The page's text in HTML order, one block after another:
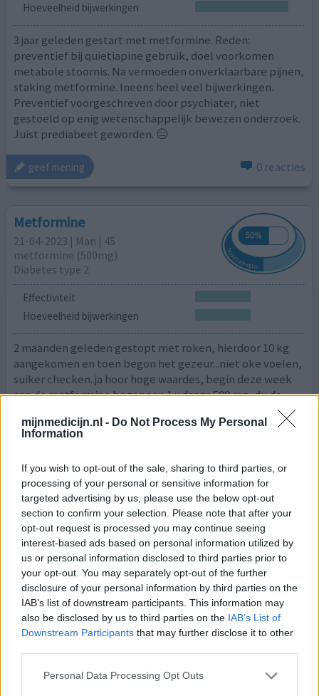
mijnmedicijn.nl - Do Not Process My Personal
Information
If you wish to opt-out of the sale, sharing to third parties, or
processing of your personal or sensitive information for
targeted advertising by us, please use the below opt-out
section to confirm your selection. Please note that after your
opt-out request is processed you may continue seeing
interest-based ads based on personal information utilized by
us or personal information disclosed to third parties prior to
your opt-out. You may separately opt-out of the further
disclosure of your personal information by third parties on the
IAB’s list of downstream participants. This information may
also be disclosed by us to third parties on the IAB’s List of
Downstream Participants that may further disclose it to other
Personal Data Processing Opt Outs
Hoeveelheid bijwerkingen
3 jaar geleden gestart met metformine. Reden:
preventief bij quietiapine gebruik, doel voorkomen
metabole stoornis. Na vermoeden onverklaarbare pijnen,
staking metformine. Ineens heel veel bijwerkingen.
Preventief voorgeschreven door psychiater, niet
gestoeld op enig wetenschappelijk bewezen onderzoek.
Juist prediabeet geworden. 😑
geef mening 0 reacties
Metformine
21-04-2023 | Man | 45
metformine (500mg)
Diabetes type 2
Effectiviteit
Hoeveelheid bijwerkingen
2 maanden geleden gestopt met roken, hierdoor 10 kg
aangekomen en toen begon het gezeur...niet oke voelen,
suiker checken..ja hoor hoge waardes, begin deze week
aan de metformine begonnen 1 x daags 500 mg, du de
Metformine
19-03-2023 | Man | 69
metformine (500mg)
Diabetes type 2
Effectiviteit
Hoeveelheid bijwerkingen
Sinds 16 jaar bekend met DM2. Eerste 10 jaar geen
medicatie, maar veel sporten en vermijden van
overgewicht. Ging prima. Daarna toch verslechtering.
Ondanks gezond gewicht. Eerst 1x 500 mg. Metformine,